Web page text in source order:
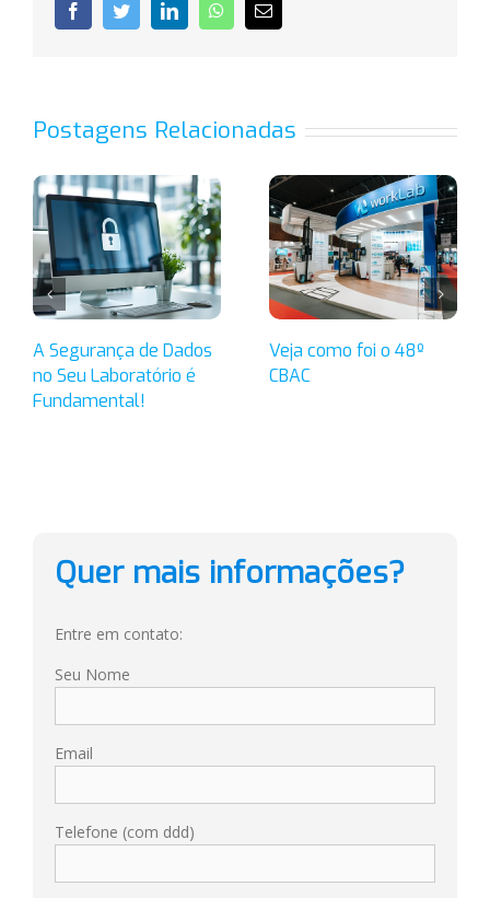
FacebookTwitterLinkedInWhatsApp
E-
mail
Postagens Relacionadas
A Segurança de Dados
no Seu Laboratório é
Fundamental!
Veja como foi o 48º
CBAC
Quer mais informações?
Entre em contato:
Seu Nome
Email
Telefone (com ddd)